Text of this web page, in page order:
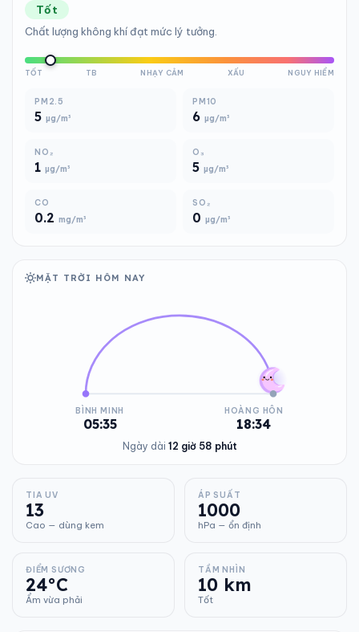
Tốt
Chất lượng không khí đạt mức lý tưởng.
TỐT TB NHẠY CẢM XẤU NGUY HIỂM
PM2.5
5 µg/m³
PM10
6 µg/m³
NO₂
1 µg/m³
O₃
5 µg/m³
CO
0.2 mg/m³
SO₂
0 µg/m³
MẶT TRỜI HÔM NAY
BÌNH MINH
05:35
HOÀNG HÔN
18:34
Ngày dài 12 giờ 58 phút
TIA UV
13
Cao — dùng kem
ÁP SUẤT
1000
hPa — ổn định
ĐIỂM SƯƠNG
24°C
Ẩm vừa phải
TẦM NHÌN
10 km
Tốt